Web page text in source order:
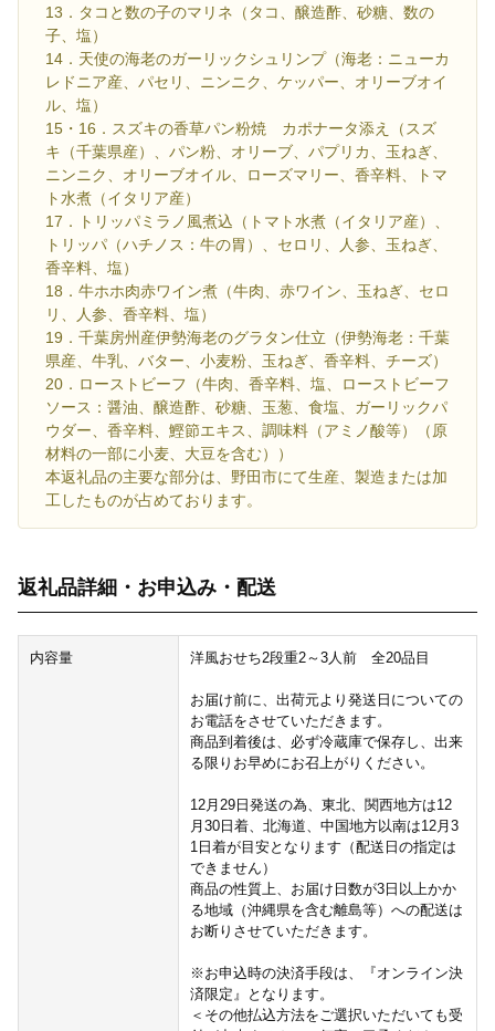
13．タコと数の子のマリネ（タコ、醸造酢、砂糖、数の
子、塩）
14．天使の海老のガーリックシュリンプ（海老：ニューカ
レドニア産、パセリ、ニンニク、ケッパー、オリーブオイ
ル、塩）
15・16．スズキの香草パン粉焼 カポナータ添え（スズ
キ（千葉県産）、パン粉、オリーブ、パプリカ、玉ねぎ、
ニンニク、オリーブオイル、ローズマリー、香辛料、トマ
ト水煮（イタリア産）
17．トリッパミラノ風煮込（トマト水煮（イタリア産）、
トリッパ（ハチノス：牛の胃）、セロリ、人参、玉ねぎ、
香辛料、塩）
18．牛ホホ肉赤ワイン煮（牛肉、赤ワイン、玉ねぎ、セロ
リ、人参、香辛料、塩）
19．千葉房州産伊勢海老のグラタン仕立（伊勢海老：千葉
県産、牛乳、バター、小麦粉、玉ねぎ、香辛料、チーズ）
20．ローストビーフ（牛肉、香辛料、塩、ローストビーフ
ソース：醤油、醸造酢、砂糖、玉葱、食塩、ガーリックパ
ウダー、香辛料、鰹節エキス、調味料（アミノ酸等）（原
材料の一部に小麦、大豆を含む））
本返礼品の主要な部分は、野田市にて生産、製造または加
工したものが占めております。
返礼品詳細・お申込み・配送
内容量 洋風おせち2段重2～3人前 全20品目
お届け前に、出荷元より発送日についての
お電話をさせていただきます。
商品到着後は、必ず冷蔵庫で保存し、出来
る限りお早めにお召上がりください。
12月29日発送の為、東北、関西地方は12
月30日着、北海道、中国地方以南は12月3
1日着が目安となります（配送日の指定は
できません）
商品の性質上、お届け日数が3日以上かか
る地域（沖縄県を含む離島等）への配送は
お断りさせていただきます。
※お申込時の決済手段は、『オンライン決
済限定』となります。
＜その他払込方法をご選択いただいても受